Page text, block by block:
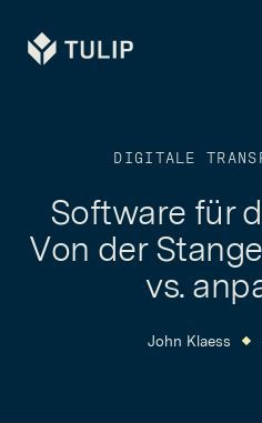
Tulip
DIGITALE
Software für
Von der
vs.
John Klaess